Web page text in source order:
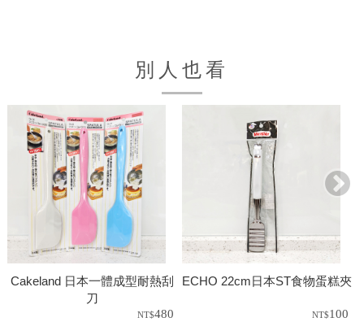
別人也看
Cakeland 日本一體成型耐熱刮
刀
480
ECHO 22cm日本ST食物蛋糕夾
100